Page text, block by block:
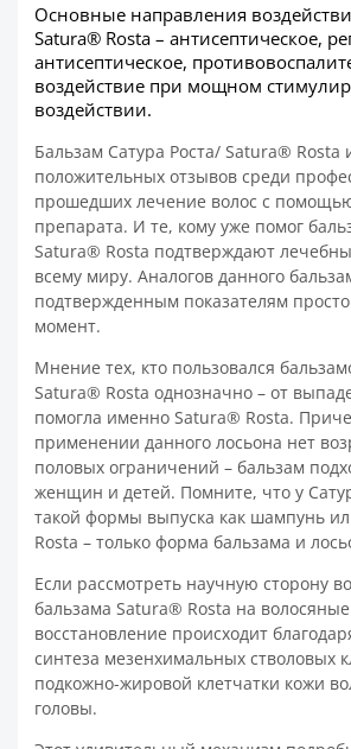
Основные направления
Satura® Rosta – антисептическое,
антисептическое,
воздействие при мощном
воздействии.
Бальзам Сатура Роста/ Satura® Rosta
положительных отзывов среди
прошедших лечение волос с
препарата. И те, кому уже помог
Satura® Rosta подтверждают
всему миру. Аналогов данного
подтвержденным показателям
момент.
Мнение тех, кто пользовался
Satura® Rosta однозначно – от
помогла именно Satura® Rosta.
применении данного лосьона нет
половых ограничений – бальзам
женщин и детей. Помните, что у
такой формы выпуска как шампунь
Rosta – только форма бальзама и
Если рассмотреть научную сторону
бальзама Satura® Rosta на
восстановление происходит
синтеза мезенхимальных стволовых
подкожно-жировой клетчатки кожи
головы.